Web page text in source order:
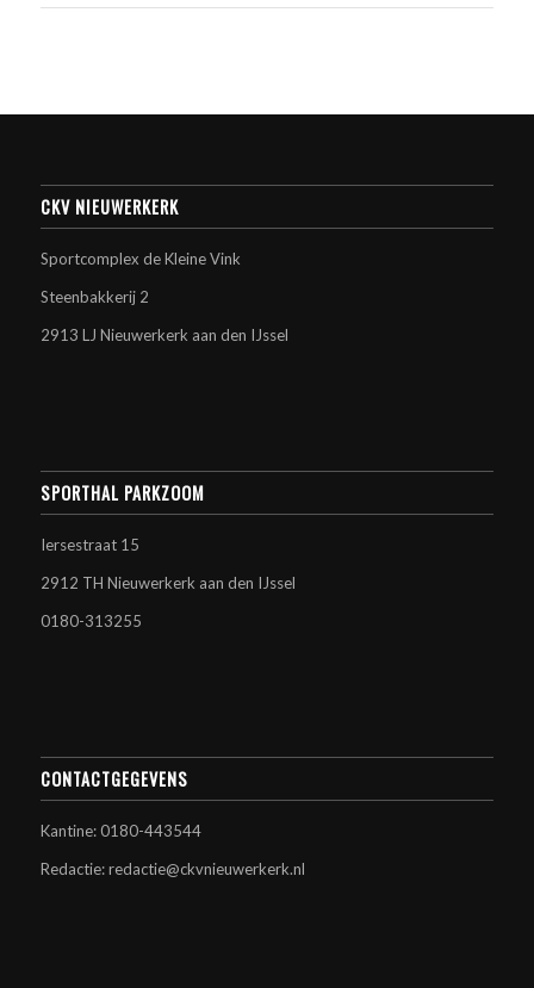
CKV NIEUWERKERK
Sportcomplex de Kleine Vink
Steenbakkerij 2
2913 LJ Nieuwerkerk aan den IJssel
SPORTHAL PARKZOOM
Iersestraat 15
2912 TH Nieuwerkerk aan den IJssel
0180-313255
CONTACTGEGEVENS
Kantine: 0180-443544
Redactie: redactie@ckvnieuwerkerk.nl